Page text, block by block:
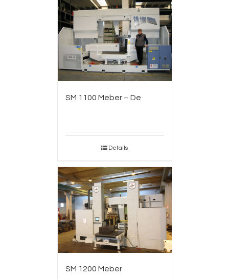
SM 1100 Meber – De
Details
SM 1200 Meber